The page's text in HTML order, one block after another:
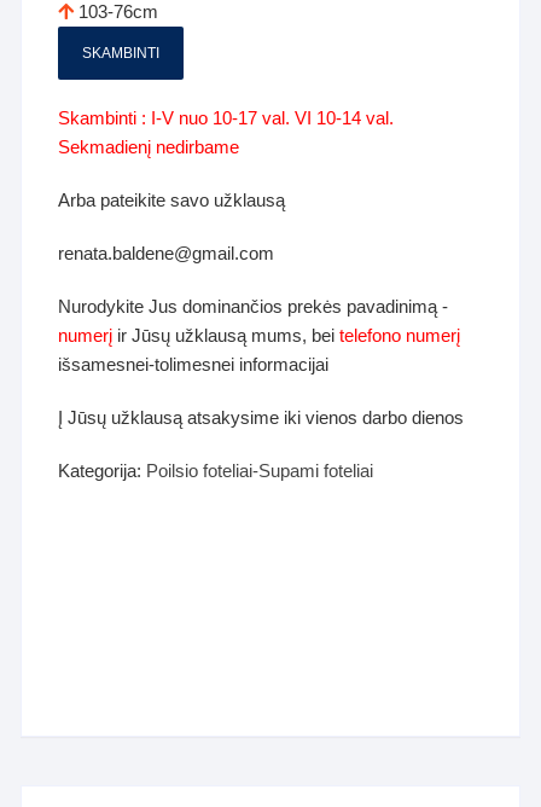
103-76cm
SKAMBINTI
Skambinti : I-V nuo 10-17 val. VI 10-14 val.
Sekmadienį nedirbame
Arba pateikite savo užklausą
renata.baldene@gmail.com
Nurodykite Jus dominančios prekės pavadinimą -
numerį ir Jūsų užklausą mums, beitelefono numerį
išsamesnei-tolimesnei informacijai
Į Jūsų užklausą atsakysime iki vienos darbo dienos
Kategorija: Poilsio foteliai-Supami foteliai